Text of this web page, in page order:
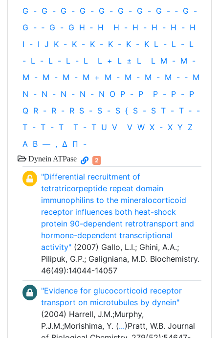
G - G - G - G - G - G - G - G - ‐ G -
G - ‐ G - G H ‐ H H - H - H - H - H
I - I J K - K - K - K - K - K L - L - L
- L - L - L - L L + L ± L L M - M -
M - M - M - M + M - M - M - M - ‐ M
N - N - N - N - N O P - P P - P - P
Q R - R - R S - S - S { S - S T - T ‐ -
T - T - T T - T U V V W X - X Y Z
Α Β — , Δ Π -
Dynein ATPase 2
"Differential recruitment of
tetratricorpeptide repeat domain
immunophilins to the mineralocorticoid
receptor influences both heat-shock
protein 90-dependent retrotransport and
hormone-dependent transcriptional
activity" (2007) Gallo, L.I.; Ghini, A.A.;
Pilipuk, G.P.; Galigniana, M.D. Biochemistry.
46(49):14044-14057
"Evidence for glucocorticoid receptor
transport on microtubules by dynein"
(2004) Harrell, J.M.;Murphy,
P.J.M.;Morishima, Y. (...)Pratt, W.B. Journal